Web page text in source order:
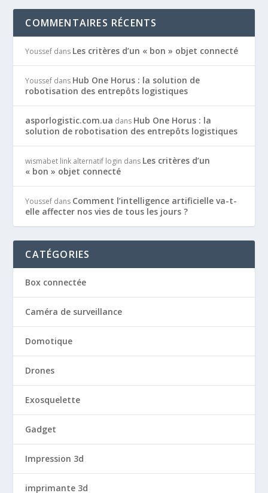
COMMENTAIRES RÉCENTS
Youssef dans Les critères d’un « bon » objet connecté
Youssef dans Hub One Horus : la solution de
robotisation des entrepôts logistiques
asporlogistic.com.ua dans Hub One Horus : la
solution de robotisation des entrepôts logistiques
wismabet link alternatif login dans Les critères d’un
« bon » objet connecté
Youssef dans Comment l’intelligence artificielle va-t-
elle affecter nos vies de tous les jours ?
CATÉGORIES
Box connectée
Caméra de surveillance
Domotique
Drones
Exosquelette
Gadget
Impression 3d
imprimante 3d